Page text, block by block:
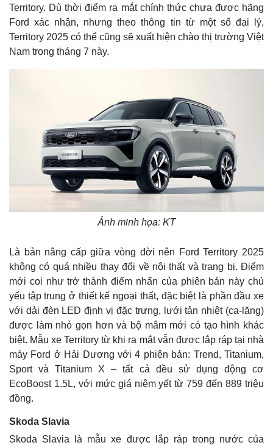
Territory. Dù thời điểm ra mắt chính thức chưa được hãng
Ford xác nhận, nhưng theo thông tin từ một số đại lý,
Territory 2025 có thể cũng sẽ xuất hiện chào thị trường Việt
Nam trong tháng 7 này.
Ảnh minh họa: KT
Là bản nâng cấp giữa vòng đời nên Ford Territory 2025
không có quá nhiều thay đổi về nội thất và trang bị. Điểm
mới coi như trở thành điểm nhấn của phiên bản này chủ
yếu tập trung ở thiết kế ngoại thất, đặc biệt là phần đầu xe
với dải đèn LED định vị đặc trưng, lưới tản nhiệt (ca-lăng)
được làm nhỏ gọn hơn và bộ mâm mới có tạo hình khác
biệt. Mẫu xe Territory từ khi ra mắt vẫn được lắp ráp tại nhà
máy Ford ở Hải Dương với 4 phiên bản: Trend, Titanium,
Sport và Titanium X – tất cả đều sử dụng động cơ
EcoBoost 1.5L, với mức giá niêm yết từ 759 đến 889 triệu
đồng.
Skoda Slavia
Skoda Slavia là mẫu xe được lắp ráp trong nước của